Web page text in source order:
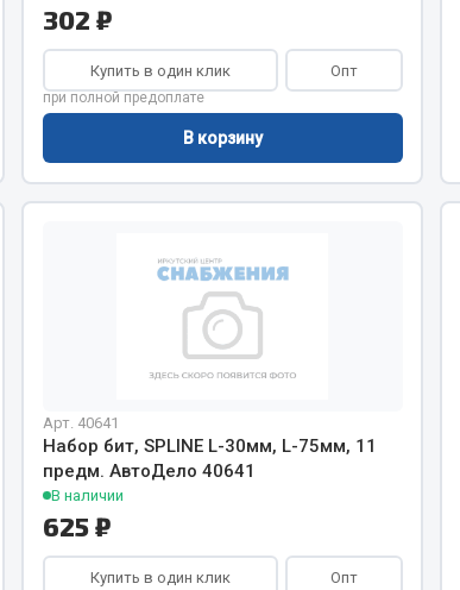
Весь раздел
Весь раздел
302 ₽
Купить в один клик Опт
при полной предоплате
В корзину
Арт. 40641
Набор бит, SPLINE L-30мм, L-75мм, 11
предм. АвтоДело 40641
В наличии
625 ₽
Купить в один клик Опт